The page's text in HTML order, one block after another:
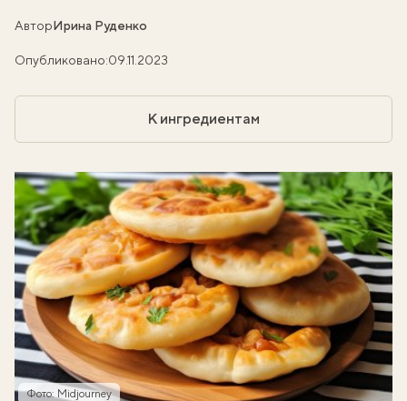
АвторИрина Руденко
Опубликовано:09.11.2023
К ингредиентам
Фото: Midjourney